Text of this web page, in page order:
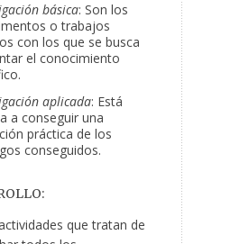
básica: Son los
o trabajos
con los que se busca
el conocimiento
aplicada: Está
a conseguir una
práctica de los
conseguidos.
que tratan de